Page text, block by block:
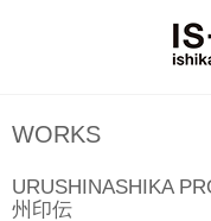
WORKS
URUSHINASHIKA
州印伝